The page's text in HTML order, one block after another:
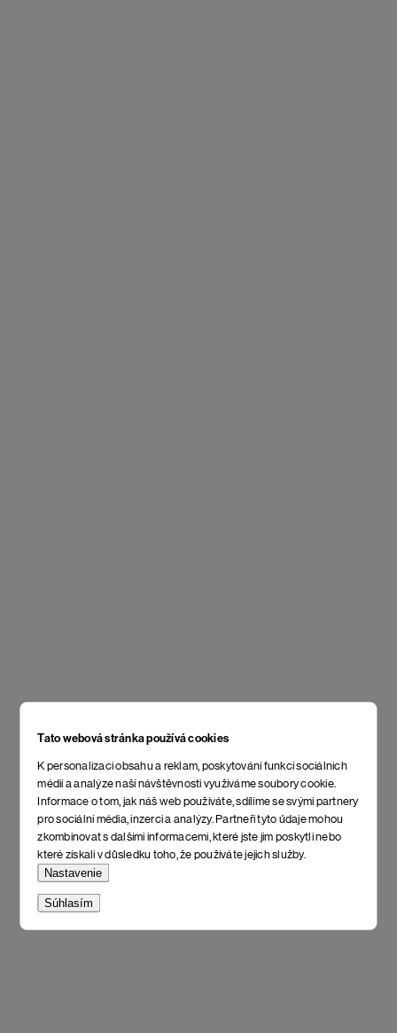
Tato webová stránka používá cookies
K personalizaci obsahu a reklam, poskytování funkcí sociálních
médií a analýze naší návštěvnosti využíváme soubory cookie.
Informace o tom, jak náš web používáte, sdílíme se svými partnery
pro sociální média, inzerci a analýzy. Partneři tyto údaje mohou
zkombinovat s dalšími informacemi, které jste jim poskytli nebo
které získali v důsledku toho, že používáte jejich služby.
Nastavenie
Súhlasím